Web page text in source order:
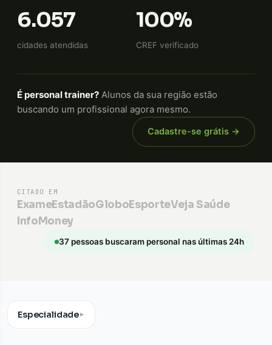
6.057
cidades atendidas
100%
CREF verificado
É personal trainer? Alunos da sua região estão
buscando um profissional agora mesmo.
Cadastre-se grátis →
CITADO EM
ExameEstadãoGloboEsporteVeja Saúde
InfoMoney
37 pessoas buscaram personal nas últimas 24h
Especialidade▼